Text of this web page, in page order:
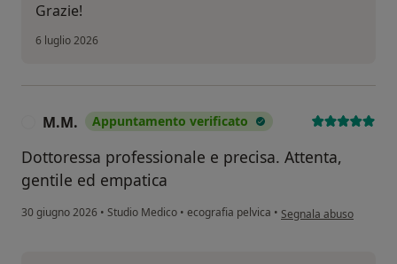
Grazie!
6 luglio 2026
M.M. Appuntamento verificato
Dottoressa professionale e precisa. Attenta,
gentile ed empatica
30 giugno 2026 • Studio Medico • ecografia pelvica • secondo l'opinione
Segnala abuso